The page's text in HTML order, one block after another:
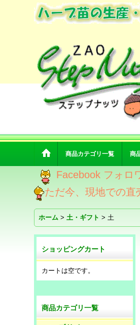
商品カテゴリ一覧 商
Facebook フォロ
ただ今、現地での直
ホーム > 土・ギフト > 土
ショッピングカート
カートは空です。
商品カテゴリ一覧